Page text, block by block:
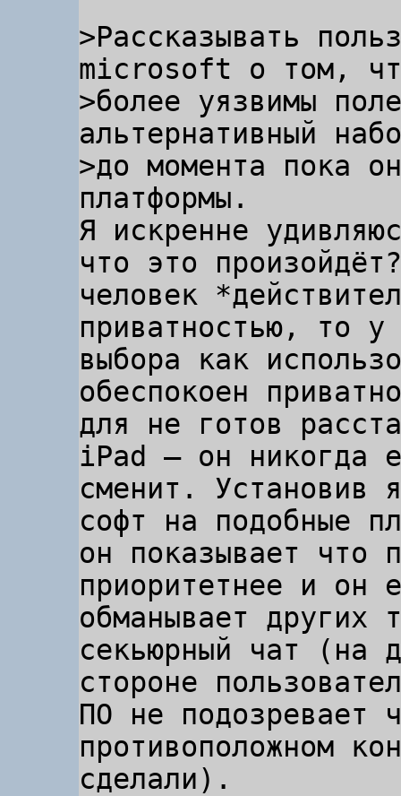
>Рассказывать
microsoft о том,
>более уязвимы
альтернативный
>до момента пока
Я искренне
что это
человек
приватностью, то у
выбора как
обеспокоен
для не готов
iPad — он никогда
сменит. Установив
софт на подобные
он показывает что
приоритетнее и он
обманывает других
секьюрный чат (на
стороне
ПО не подозревает
противоположном
сделали).